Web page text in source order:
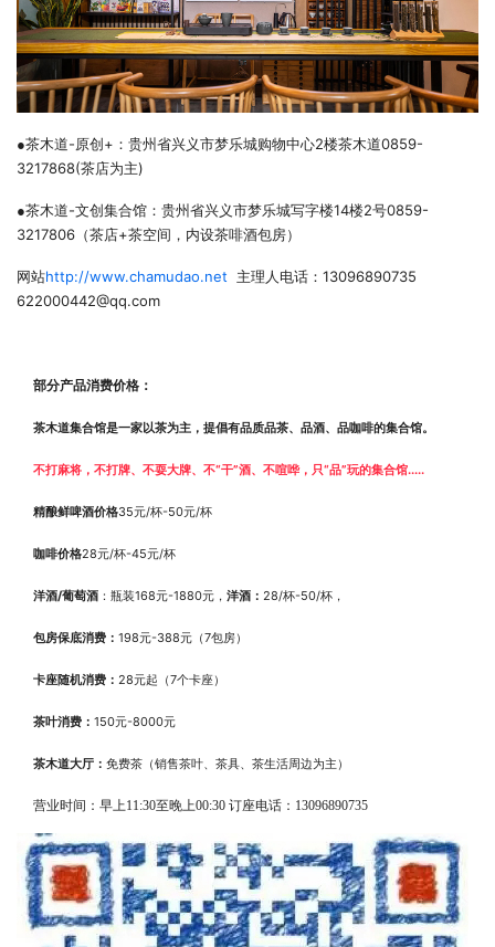
●茶木道- 原创 + ：贵州省兴义市梦乐城购物中心2楼茶木道0859-
3217868(茶店为主)
●茶木道-文创集合馆：贵州省兴义市梦乐城写字楼14楼2号0859-
3217806 （茶店+茶空间，内设茶啡酒包房）
网站http://www.chamudao.net 主理人电话： 13096890735
622000442@qq.com
部分产品消费价格：
茶木道集合馆是一家以茶为主，提倡有品质品茶、品酒、品咖啡的集合馆。
不打麻将，不打牌、不耍大牌、不“干”酒、不喧哗，只“品”玩的集合馆.....
精酿鲜啤酒价格35元/杯-50元/杯
咖啡价格28元/杯-45元/杯
洋酒/葡萄酒 ：瓶装168元-1880元， 洋酒： 28/杯-50/杯，
包房保底消费： 198元-388元（7包房）
卡座随机消费： 28元起（7个卡座）
茶叶消费： 150元-8000元
茶木道大厅： 免费茶（销售茶叶、茶具、茶生活周边为主）
营业时间：早上11:30至晚上00:30 订座电话：13096890735